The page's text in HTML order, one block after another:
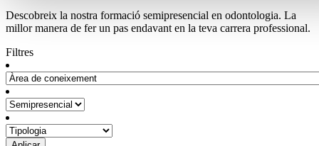
Descobreix la nostra formació semipresencial en odontologia. La
millor manera de fer un pas endavant en la teva carrera professional.
Filtres